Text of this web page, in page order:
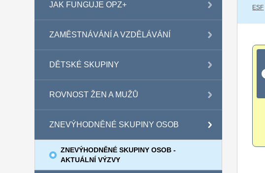
JAK FUNGUJE OPZ+
ZAMĚSTNÁVÁNÍ A VZDĚLÁVÁNÍ
DĚTSKÉ SKUPINY
ROVNOST ŽEN A MUŽŮ
ZNEVÝHODNĚNÉ SKUPINY OSOB
ZNEVÝHODNĚNÉ SKUPINY OSOB -
AKTUÁLNÍ VÝZVY
ESF